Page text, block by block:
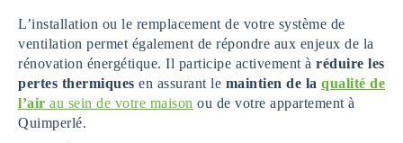
L’installation ou le remplacement de votre système de
ventilation permet également de répondre aux enjeux de la
rénovation énergétique. Il participe activement à réduire les
pertes thermiques en assurant le maintien de la qualité de
l’air au sein de votre maison ou de votre appartement à
Quimperlé.